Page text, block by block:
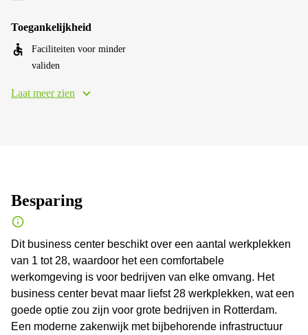
Toegankelijkheid
Faciliteiten voor minder
validen
Laat meer zien
Besparing
Dit business center beschikt over een aantal werkplekken
van 1 tot 28, waardoor het een comfortabele
werkomgeving is voor bedrijven van elke omvang. Het
business center bevat maar liefst 28 werkplekken, wat een
goede optie zou zijn voor grote bedrijven in Rotterdam.
Een moderne zakenwijk met bijbehorende infrastructuur